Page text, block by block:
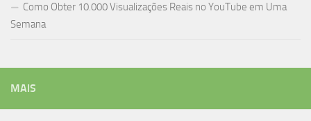
Como Obter 10.000 Visualizações Reais no YouTube em Uma
Semana
MAIS